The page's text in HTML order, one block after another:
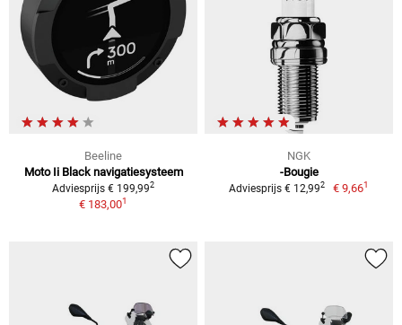
Beeline
Moto Ii Black navigatiesysteem
Adviesprijs € 199,992
€ 183,001
NGK
-Bougie
Adviesprijs € 12,992 € 9,661